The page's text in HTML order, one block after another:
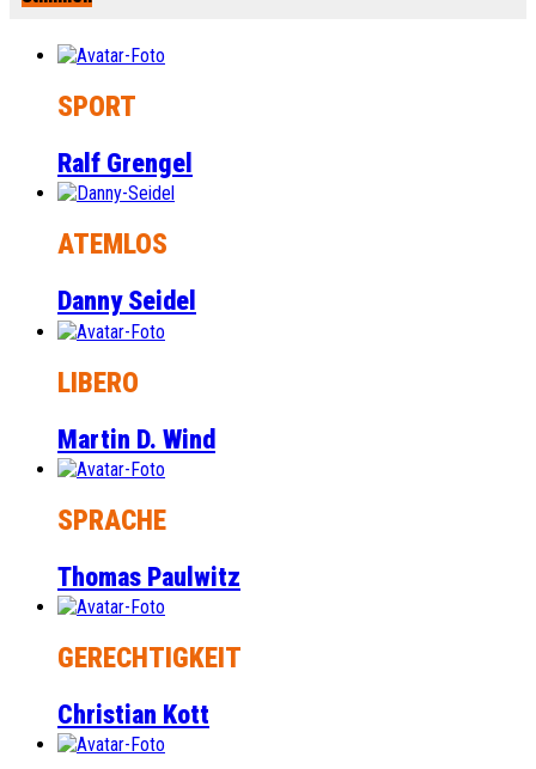
SPORT
Ralf Grengel
ATEMLOS
Danny Seidel
LIBERO
Martin D. Wind
SPRACHE
Thomas Paulwitz
GERECHTIGKEIT
Christian Kott